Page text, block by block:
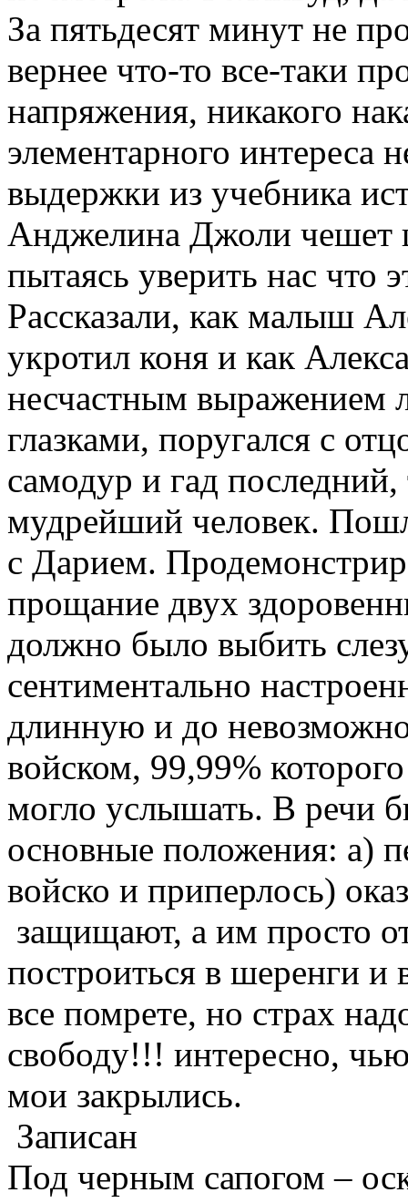
За пятьдесят минут не
вернее что-то все-таки
напряжения, никакого
элементарного интереса
выдержки из учебника
Анджелина Джоли чешет
пытаясь уверить нас что
Рассказали, как малыш
укротил коня и как
несчастным выражением
глазками, поругался с
самодур и гад
мудрейший человек.
с Дарием.
прощание двух
должно было выбить
сентиментально
длинную и до
войском, 99,99%
могло услышать. В речи
основные положения: а)
войско и приперлось)
защищают, а им просто
построиться в шеренги и
все помрете, но страх
свободу!!! интересно,
мои закрылись.
Записан
Под черным сапогом –